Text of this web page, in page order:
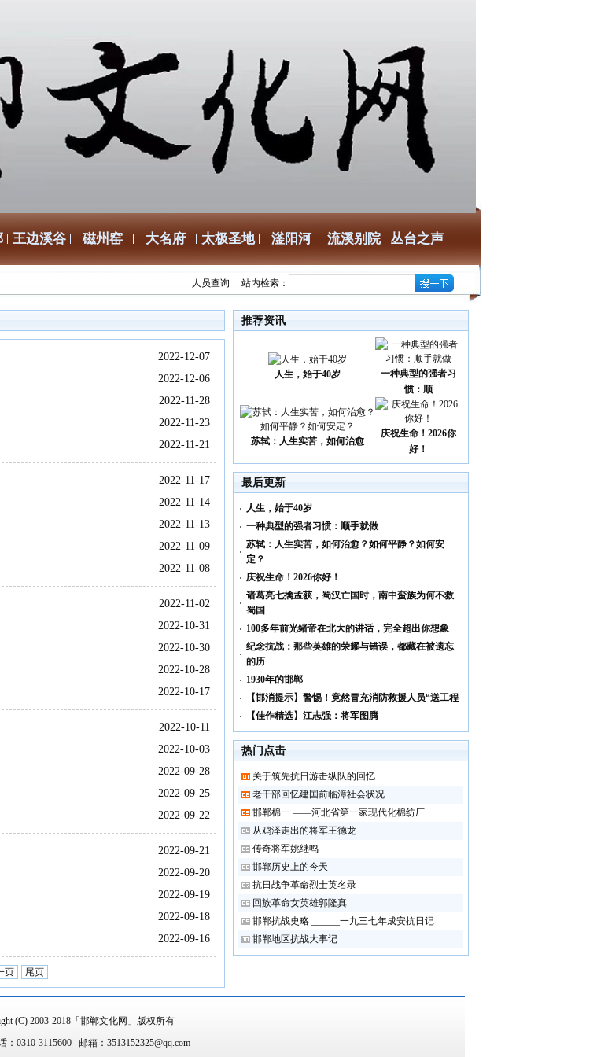
王边溪谷 磁州窑 大名府 太极圣地 滏阳河 流溪别院 丛台之声
人员查询 站内检索：
2022-12-07
2022-12-06
2022-11-28
2022-11-23
2022-11-21
2022-11-17
2022-11-14
2022-11-13
2022-11-09
2022-11-08
2022-11-02
2022-10-31
2022-10-30
2022-10-28
2022-10-17
2022-10-11
2022-10-03
2022-09-28
2022-09-25
2022-09-22
2022-09-21
2022-09-20
2022-09-19
2022-09-18
2022-09-16
页 尾页
推荐资讯
人生，始于40岁
一种典型的强者习
惯：顺
苏轼：人生实苦，如何治愈
庆祝生命！2026你
好！
最后更新
人生，始于40岁
一种典型的强者习惯：顺手就做
苏轼：人生实苦，如何治愈？如何平静？如何安
定？
庆祝生命！2026你好！
诸葛亮七擒孟获，蜀汉亡国时，南中蛮族为何不救
蜀国
100多年前光绪帝在北大的讲话，完全超出你想象
纪念抗战：那些英雄的荣耀与错误，都藏在被遗忘
的历
1930年的邯郸
【邯消提示】警惕！竟然冒充消防救援人员“送工程
【佳作精选】江志强：将军图腾
热门点击
关于筑先抗日游击纵队的回忆
老干部回忆建国前临漳社会状况
邯郸棉一 ——河北省第一家现代化棉纺厂
从鸡泽走出的将军王德龙
传奇将军姚继鸣
邯郸历史上的今天
抗日战争革命烈士英名录
回族革命女英雄郭隆真
邯郸抗战史略 ______一九三七年成安抗日记
邯郸地区抗战大事记
(C) 2003-2018「邯郸文化网」版权所有
：0310-3115600 邮箱：3513152325@qq.com